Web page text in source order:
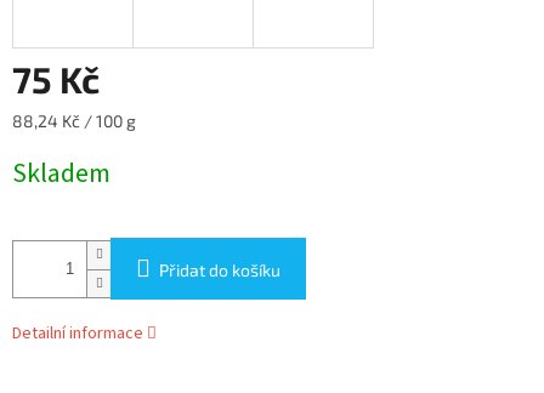
75 Kč
Měrná
88,24 Kč / 100 g
Skladem
Přidat do košíku
Detailní informace